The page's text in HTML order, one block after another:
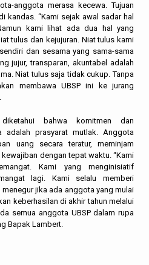
anggota merasa kecewa. Tujuan
kandas. “Kami sejak awal sadar hal
kami lihat ada dua hal yang
tulus dan kejujuran. Niat tulus kami
dan sesama yang sama-sama
jujur, transparan, akuntabel adalah
Niat tulus saja tidak cukup. Tanpa
membawa UBSP ini ke jurang
bahwa komitmen dan
adalah prasyarat mutlak. Anggota
uang secara teratur, meminjam
dengan tepat waktu. “Kami
Kami yang menginisiatif
lagi. Kami selalu memberi
jika ada anggota yang mulai
keberhasilan di akhir tahun melalui
semua anggota UBSP dalam rupa
Bapak Lambert.